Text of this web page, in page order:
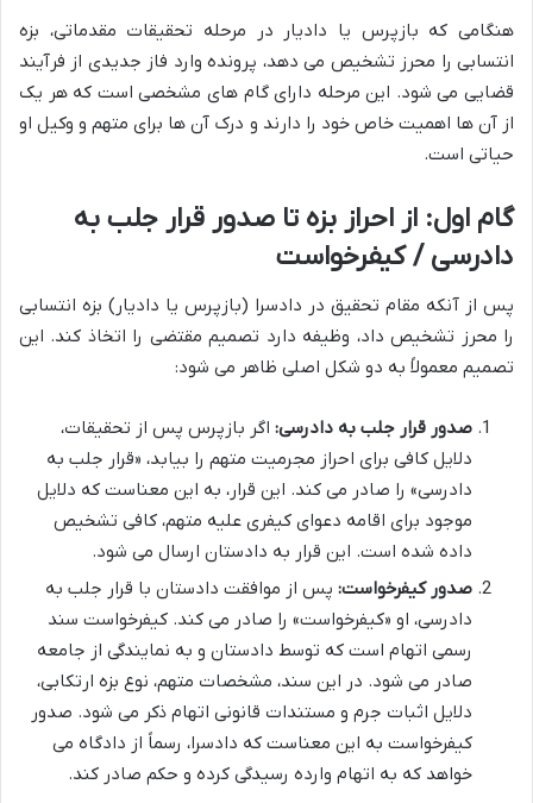
هنگامی که بازپرس یا دادیار در مرحله تحقیقات مقدماتی، بزه
انتسابی را محرز تشخیص می دهد، پرونده وارد فاز جدیدی از فرآیند
قضایی می شود. این مرحله دارای گام های مشخصی است که هر یک
از آن ها اهمیت خاص خود را دارند و درک آن ها برای متهم و وکیل او
حیاتی است.
گام اول: از احراز بزه تا صدور قرار جلب به
دادرسی / کیفرخواست
پس از آنکه مقام تحقیق در دادسرا (بازپرس یا دادیار) بزه انتسابی
را محرز تشخیص داد، وظیفه دارد تصمیم مقتضی را اتخاذ کند. این
تصمیم معمولاً به دو شکل اصلی ظاهر می شود:
صدور قرار جلب به دادرسی: اگر بازپرس پس از تحقیقات،
دلایل کافی برای احراز مجرمیت متهم را بیابد، «قرار جلب به
دادرسی» را صادر می کند. این قرار، به این معناست که دلایل
موجود برای اقامه دعوای کیفری علیه متهم، کافی تشخیص
داده شده است. این قرار به دادستان ارسال می شود.
صدور کیفرخواست: پس از موافقت دادستان با قرار جلب به
دادرسی، او «کیفرخواست» را صادر می کند. کیفرخواست سند
رسمی اتهام است که توسط دادستان و به نمایندگی از جامعه
صادر می شود. در این سند، مشخصات متهم، نوع بزه ارتکابی،
دلایل اثبات جرم و مستندات قانونی اتهام ذکر می شود. صدور
کیفرخواست به این معناست که دادسرا، رسماً از دادگاه می
خواهد که به اتهام وارده رسیدگی کرده و حکم صادر کند.